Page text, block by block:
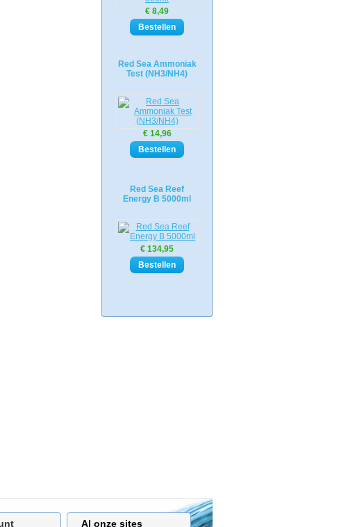
€ 8,49
Red Sea Ammoniak
Test (NH3/NH4)
€ 14,96
Red Sea Reef
Energy B 5000ml
€ 134,95
Al onze sites